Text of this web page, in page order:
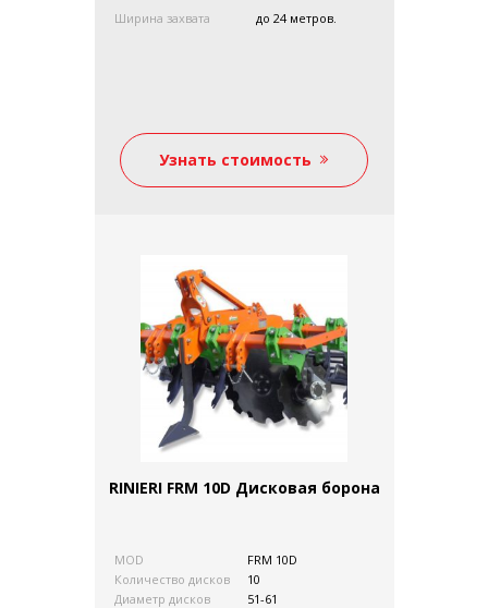
Ширина захвата до 24 метров.
Узнать стоимость
RINIERI FRM 10D Дисковая борона
MOD
FRM 10D
Количество дисков
10
Диаметр дисков
51-61